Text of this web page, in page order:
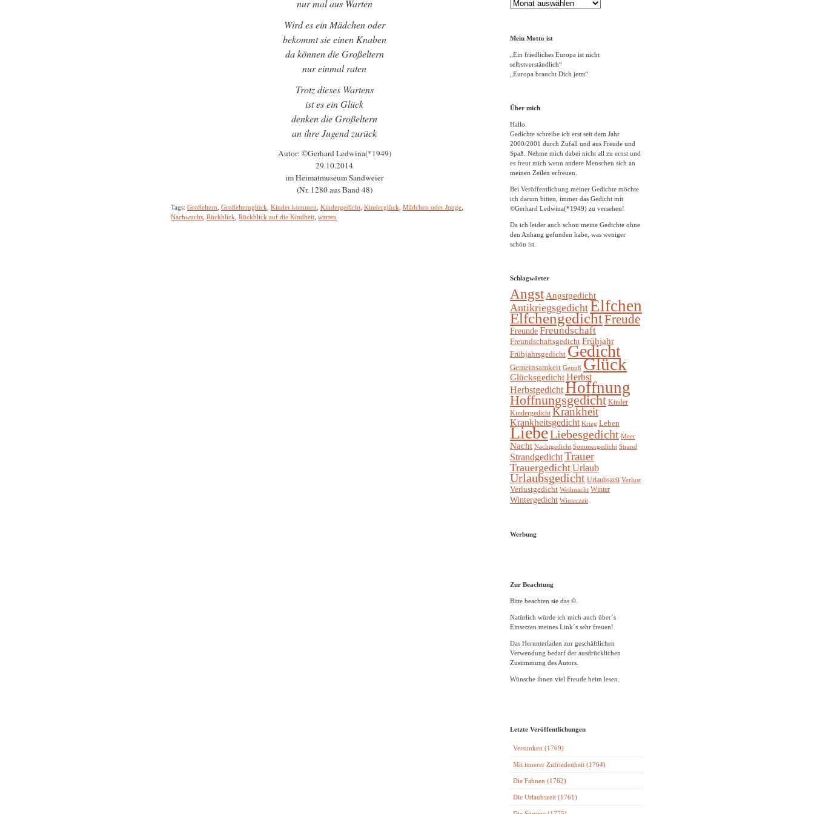
nur mal aus Warten
Wird es ein Mädchen oder
bekommt sie einen Knaben
da können die Großeltern
nur einmal raten
Trotz dieses Wartens
ist es ein Glück
denken die Großeltern
an ihre Jugend zurück
Autor: ©Gerhard Ledwina(*1949)
29.10.2014
im Heimatmuseum Sandweier
(Nr. 1280 aus Band 48)
Tags: Großeltern Großelternglück Kinder kommen Kindergedicht Kinderglück Mädchen oder Junge
Nachwuchs Rückblick Rückblick auf die Kindheit warten
Gedichte
Archiv
Mein Motto ist
„Ein friedliches Europa ist nicht
selbstverständlich“
„Europa braucht Dich jetzt“
Über mich
Hallo.
Gedichte schreibe ich erst seit dem Jahr
2000/2001 durch Zufall und aus Freude und
Spaß. Nehme mich dabei nicht all zu ernst und
es freut mich wenn andere Menschen sich an
meinen Zeilen erfreuen.
Bei Veröffentlichung meiner Gedichte möchte
ich darum bitten, immer das Gedicht mit
©Gerhard Ledwina(*1949) zu versehen!
Da ich leider auch schon meine Gedichte ohne
den Anhang gefunden habe, was weniger
schön ist.
Schlagwörter
Angst Angstgedicht
AntikriegsgedichtElfchen
ElfchengedichtFreude
FreundeFreundschaft
Freundschaftsgedicht Frühjahr
Frühjahrsgedicht Gedicht
Gemeinsamkeit Genuß Glück
GlücksgedichtHerbst
HerbstgedichtHoffnung
Hoffnungsgedicht Kinder
Kindergedicht Krankheit
Krankheitsgedicht Krieg Leben
LiebeLiebesgedicht Meer
Nacht Nachtgedicht Sommergedicht Strand
StrandgedichtTrauer
TrauergedichtUrlaub
Urlaubsgedicht Urlaubszeit Verlust
Verlustgedicht Weihnacht Winter
Wintergedicht Winterzeit
Werbung
Zur Beachtung
Bitte beachten sie das ©.
Natürlich würde ich mich auch über´s
Einsetzen meines Link´s sehr freuen!
Das Herunterladen zur geschäftlichen
Verwendung bedarf der ausdrücklichen
Zustimmung des Autors.
Wünsche ihnen viel Freude beim lesen.
Letzte Veröffentlichungen
Versunken (1769)
Mit innerer Zufriedenheit (1764)
Die Fahnen (1762)
Die Urlaubszeit (1761)